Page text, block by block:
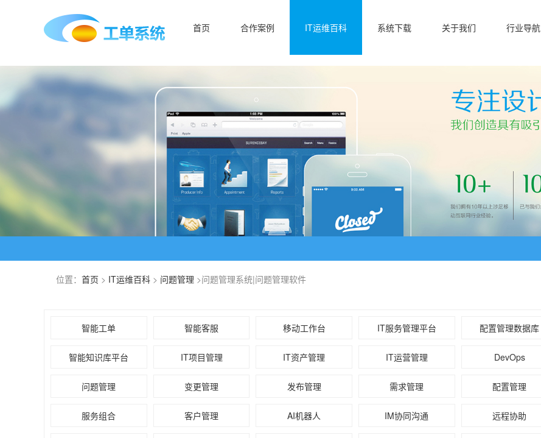
首页 合作案例 IT运维百科 系统下载 关于我们
行业导航
位置： 首页 > IT运维百科 > 问题管理 >问题管理系统|问题管理软件
智能工单 智能客服 移动工作台 IT服务管理平台 配置管理数据库
智能知识库平台 IT项目管理 IT资产管理 IT运营管理 DevOps
问题管理 变更管理 发布管理 需求管理 配置管理
服务组合 客户管理 AI机器人 IM协同沟通 远程协助